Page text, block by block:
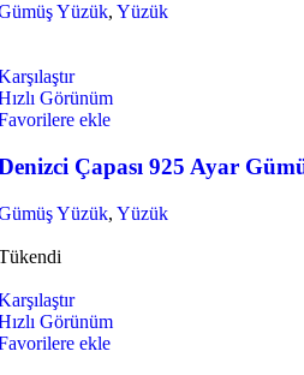
Yüzük, Yüzük
Görünüm
ekle
Çapası 925 Ayar
Yüzük, Yüzük
Görünüm
ekle